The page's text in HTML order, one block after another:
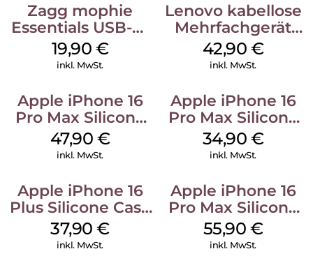
Zagg mophie
Essentials USB-C-
20W Charger PD
Weiß
19,90 €
inkl. MwSt.
Lenovo kabellose
Mehrfachgerät
Luna Grey
42,90 €
inkl. MwSt.
Apple iPhone 16
Pro Max Silicone
Case MagSafe
Black
47,90 €
inkl. MwSt.
Apple iPhone 16
Pro Max Silicone
Case MagSafe
Denim
34,90 €
inkl. MwSt.
Apple iPhone 16
Plus Silicone Case
MagSafe Lake
Green
37,90€
inkl. MwSt.
Apple iPhone 16
Pro Max Silicone
Case MagSafe
Stone Gray
55,90 €
inkl. MwSt.